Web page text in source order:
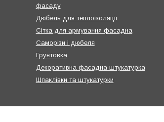
фасаду
Дюбель для теплоізоляції
Сітка для армування фасадна
Саморізи і дюбеля
Грунтовка
Декоративна фасадна штукатурка
Шпаклівки та штукатурки